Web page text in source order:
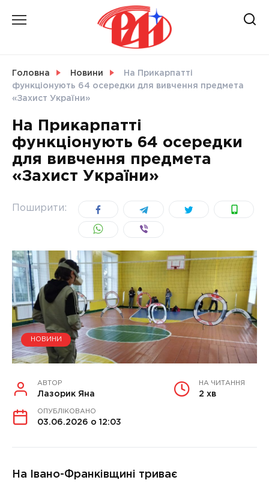
СВІТ
УКРАЇНА
Головна Новини
На Прикарпатті
функціонують 64 осередки для вивчення предмета
«Захист України»
На Прикарпатті
функціонують 64 осередки
для вивчення предмета
«Захист України»
Поширити:
НОВИНИ
АВТОР
Лазорик Яна
НА ЧИТАННЯ
2 хв
ОПУБЛІКОВАНО
03.06.2026 о 12:03
На Івано-Франківщині триває